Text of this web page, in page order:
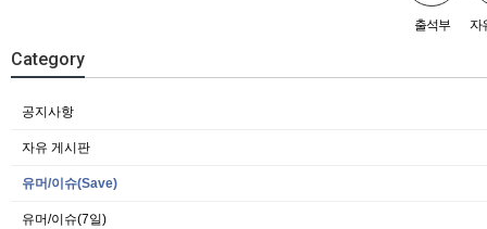
출석부 자
Category
공지사항
자유 게시판
유머/이슈(Save)
유머/이슈(7일)